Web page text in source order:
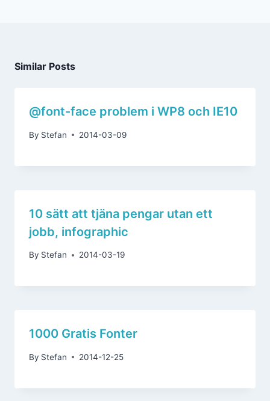
Similar Posts
@font-face problem i WP8 och IE10
By Stefan 2014-03-09
10 sätt att tjäna pengar utan ett
jobb, infographic
By Stefan 2014-03-19
1000 Gratis Fonter
By Stefan 2014-12-25